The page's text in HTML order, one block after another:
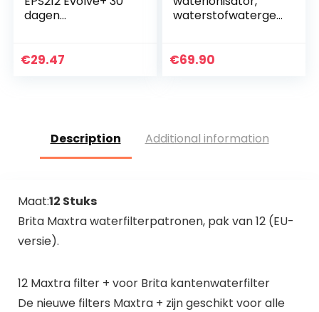
dagen
maanden
€29.47
waterstofwatergen
draagbaar,
€69.90
Description Additional information
Maat:12 Stuks
Brita Maxtra waterfilterpatronen, pak van 12 (EU-
versie).
12 Maxtra filter + voor Brita kantenwaterfilter
De nieuwe filters Maxtra + zijn geschikt voor alle